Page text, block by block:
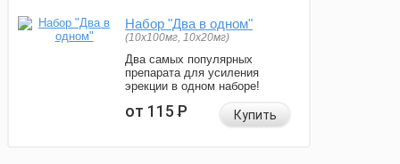
Набор "Два в одном"
(10x100мг, 10x20мг)
Два самых популярных
препарата для усиления
эрекции в одном наборе!
от 115Р Купить